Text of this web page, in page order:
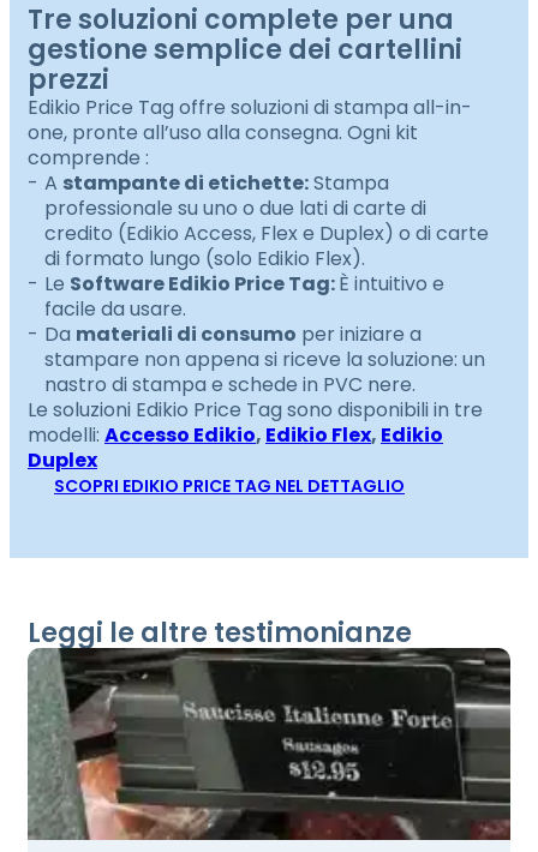
Tre soluzioni complete per una
gestione semplice dei cartellini
prezzi
Edikio Price Tag offre soluzioni di stampa all-in-
one, pronte all’uso alla consegna. Ogni kit
comprende :
A stampante di etichette:Stampa
professionale su uno o due lati di carte di
credito (Edikio Access, Flex e Duplex) o di carte
di formato lungo (solo Edikio Flex).
Le Software Edikio Price Tag:È intuitivo e
facile da usare.
Da materiali di consumo per iniziare a
stampare non appena si riceve la soluzione: un
nastro di stampa e schede in PVC nere.
Le soluzioni Edikio Price Tag sono disponibili in tre
modelli: Accesso Edikio, Edikio Flex, Edikio
Duplex
SCOPRI EDIKIO PRICE TAG NEL DETTAGLIO
Leggi le altre testimonianze